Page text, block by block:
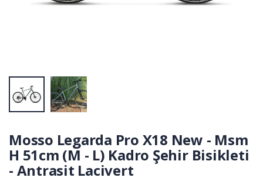
Mosso Legarda Pro X18 New - Msm
H 51cm (M - L) Kadro Şehir Bisikleti
- Antrasit Lacivert